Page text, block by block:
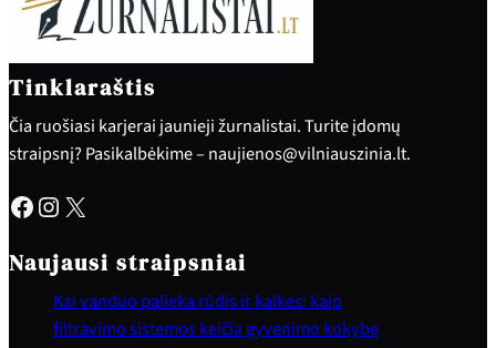
Tinklaraštis
Čia ruošiasi karjerai jaunieji žurnalistai. Turite įdomų
straipsnį? Pasikalbėkime – naujienos@vilniauszinia.lt.
Facebook Instagram X
Naujausi straipsniai
Kai vanduo palieka rūdis ir kalkes: kaip
filtravimo sistemos keičia gyvenimo kokybę